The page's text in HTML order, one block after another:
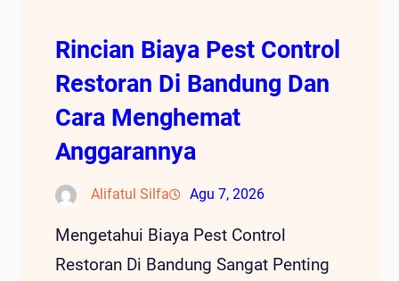
Rincian Biaya Pest Control
Restoran Di Bandung Dan
Cara Menghemat
Anggarannya
Alifatul Silfa Agu 7, 2026
Mengetahui Biaya Pest Control
Restoran Di Bandung Sangat Penting